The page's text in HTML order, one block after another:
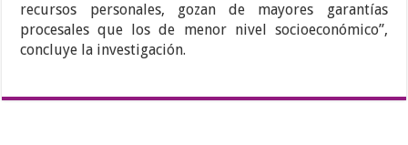
recursos personales, gozan de mayores garantías
procesales que los de menor nivel socioeconómico”,
concluye la investigación.